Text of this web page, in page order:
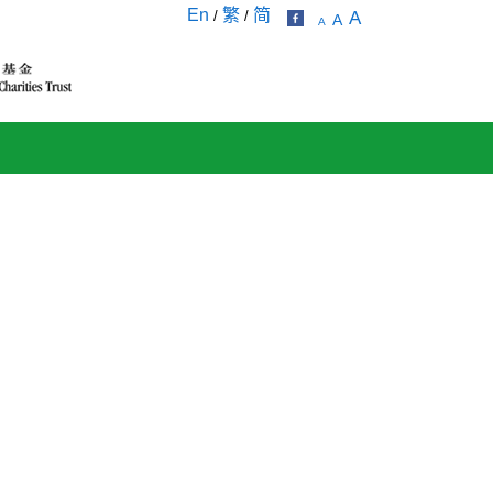
A A A
En / 繁 / 简